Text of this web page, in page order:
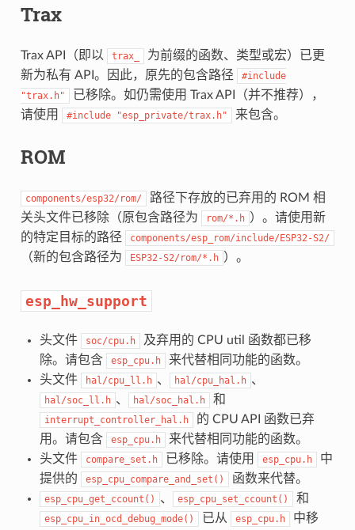
Trax
Trax API（即以 trax_
为前缀的函数、类型或宏）已更
新为私有 API。因此，原先的包含路径
#include
"trax.h"
已移除。如仍需使用 Trax API（并不推荐），
请使用
#include "esp_private/trax.h" 来包含。
ROM
components/esp32/rom/
路径下存放的已弃用的 ROM 相
关头文件已移除（原包含路径为
rom/*.h ）。请使用新
的特定目标的路径
components/esp_rom/include/ESP32-S2/
（新的包含路径为 ESP32-S2/rom/*.h ）。
esp_hw_support
头文件 soc/cpu.h
及弃用的 CPU util 函数都已移
除。请包含
esp_cpu.h
来代替相同功能的函数。
头文件
hal/cpu_ll.h 、 hal/cpu_hal.h 、
hal/soc_ll.h 、 hal/soc_hal.h 和
interrupt_controller_hal.h
的 CPU API 函数已弃
用。请包含
esp_cpu.h
来代替相同功能的函数。
头文件
compare_set.h 已移除。请使用 esp_cpu.h
中
提供的
esp_cpu_compare_and_set() 函数来代替。
esp_cpu_get_ccount() 、 esp_cpu_set_ccount() 和
esp_cpu_in_ocd_debug_mode() 已从 esp_cpu.h
中移